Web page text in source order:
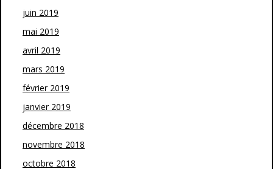
juin 2019
mai 2019
avril 2019
mars 2019
février 2019
janvier 2019
décembre 2018
novembre 2018
octobre 2018